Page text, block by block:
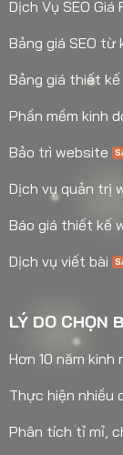
Dịch Vụ SEO Giá
Bảng giá SEO từ
Bảng giá thiết
Phần mềm kinh
Bảo trì website
Dịch vụ quản trị
Báo giá thiết kế
Dịch vụ viết bài
LÝ DO CHỌN
Hơn 10 năm kinh
Thực hiện nhiều
Phân tích tỉ mỉ,